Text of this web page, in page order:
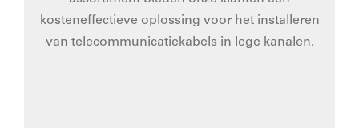
kosteneffectieve oplossing voor het installeren
van telecommunicatiekabels in lege kanalen.